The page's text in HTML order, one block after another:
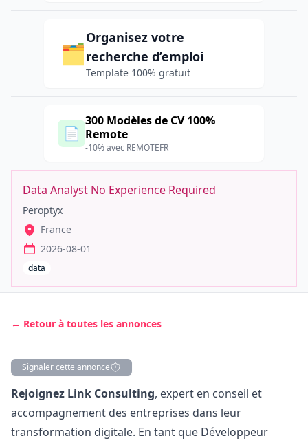
🗂️
Organisez votre
recherche d’emploi
Template 100% gratuit
📄
300 Modèles de CV 100%
Remote
-10% avec REMOTEFR
Data Analyst No Experience Required
Peroptyx
France
2026-08-01
data
← Retour à toutes les annonces
Signaler cette annonce
Description
Rejoignez Link Consulting, expert en conseil et
accompagnement des entreprises dans leur
transformation digitale. En tant que Développeur